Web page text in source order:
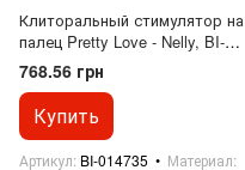
Клиторальный стимулятор на
палец Pretty Love - Nelly, BI-
014735
768.56 грн
Купить
Артикул BI-014735
Материал